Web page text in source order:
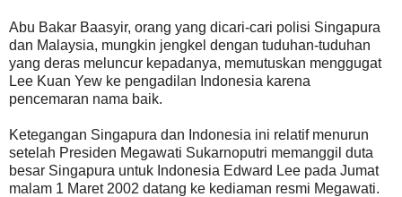
Abu Bakar Baasyir, orang yang dicari-cari polisi Singapura
dan Malaysia, mungkin jengkel dengan tuduhan-tuduhan
yang deras meluncur kepadanya, memutuskan menggugat
Lee Kuan Yew ke pengadilan Indonesia karena
pencemaran nama baik.
Ketegangan Singapura dan Indonesia ini relatif menurun
setelah Presiden Megawati Sukarnoputri memanggil duta
besar Singapura untuk Indonesia Edward Lee pada Jumat
malam 1 Maret 2002 datang ke kediaman resmi Megawati.